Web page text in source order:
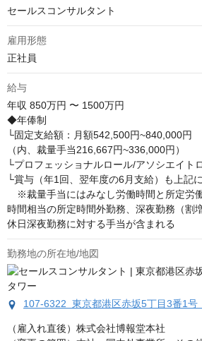
セールスコンサルタント
雇用形態
正社員
給与
年収 850万円 〜 1500万円
◆年俸制
└固定支給額：月額542,500円~840,000円
（内、裁量手当216,667円~336,000円）
└プロフェッショナルロール/アソシエイト
└賞与（年1回、翌年度の6月支給）も上記
※裁量手当にはみなし労働時間と所定労
時間相当の所定時間外勤務、深夜勤務（割
休日深夜勤務に対する手当が含まれる
勤務地の所在地/地図
107-6322 東京都港区赤坂5丁目3番1
（雇入れ直後）株式会社博報堂本社